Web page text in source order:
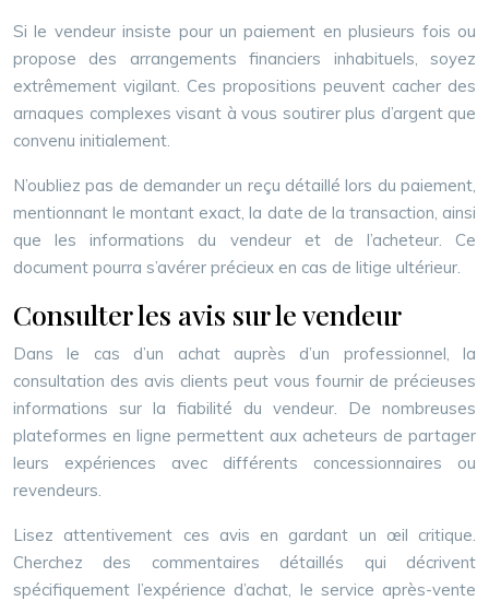
Si le vendeur insiste pour un paiement en plusieurs fois ou
propose des arrangements financiers inhabituels, soyez
extrêmement vigilant. Ces propositions peuvent cacher des
arnaques complexes visant à vous soutirer plus d’argent que
convenu initialement.
N’oubliez pas de demander un reçu détaillé lors du paiement,
mentionnant le montant exact, la date de la transaction, ainsi
que les informations du vendeur et de l’acheteur. Ce
document pourra s’avérer précieux en cas de litige ultérieur.
Consulter les avis sur le vendeur
Dans le cas d’un achat auprès d’un professionnel, la
consultation des avis clients peut vous fournir de précieuses
informations sur la fiabilité du vendeur. De nombreuses
plateformes en ligne permettent aux acheteurs de partager
leurs expériences avec différents concessionnaires ou
revendeurs.
Lisez attentivement ces avis en gardant un œil critique.
Cherchez des commentaires détaillés qui décrivent
spécifiquement l’expérience d’achat, le service après-vente